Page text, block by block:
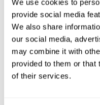
We use cookies to
provide social media
We also share
our social media,
may combine it with
provided to them or that
of their services.